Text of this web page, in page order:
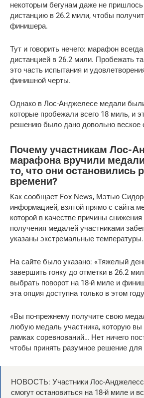
некоторым бегунам даже не
дистанцию ​​в 26.2 мили, чтобы
финишера.
Тут и говорить нечего: марафон
дистанцией в 26.2 мили. Пробежать
это часть испытания и
финишной черты.
Однако в Лос-Анджелесе медали
которые пробежали всего 18 миль, и
решению было дано довольно веское
Почему участникам Лос-
марафона вручили
то, что они остановились
времени?
Как сообщает Fox News, Мэтью
информацией, взятой прямо с сайта
которой в качестве причины снижения
получения медалей участниками
указаны экстремальные температуры.
На сайте было указано: «Тяжелый
завершить гонку до отметки в 26.2
выбрать поворот на 18-й миле и
эта опция доступна только в этом
«Вы по-прежнему получите свою
любую медаль участника, которую вы
рамках соревнований… Нет ничего
чтобы принять разумное решение для
НОВОСТЬ: Участники Лос-
смогут остановиться на 18-й миле и